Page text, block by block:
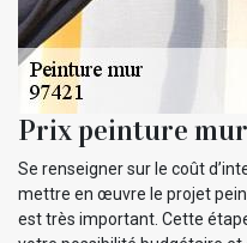
Prix peinture
Se renseigner sur le coût
mettre en œuvre le projet
est très important. Cette